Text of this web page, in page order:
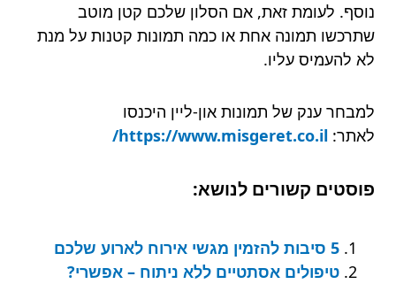
נוסף. לעומת זאת, אם הסלון שלכם קטן מוטב
שתרכשו תמונה אחת או כמה תמונות קטנות על מנת
לא להעמיס עליו.
למבחר ענק של תמונות און-ליין היכנסו
לאתר: https://www.misgeret.co.il/
פוסטים קשורים לנושא:
5 סיבות להזמין מגשי אירוח לארוע שלכם
טיפולים אסתטיים ללא ניתוח – אפשרי?